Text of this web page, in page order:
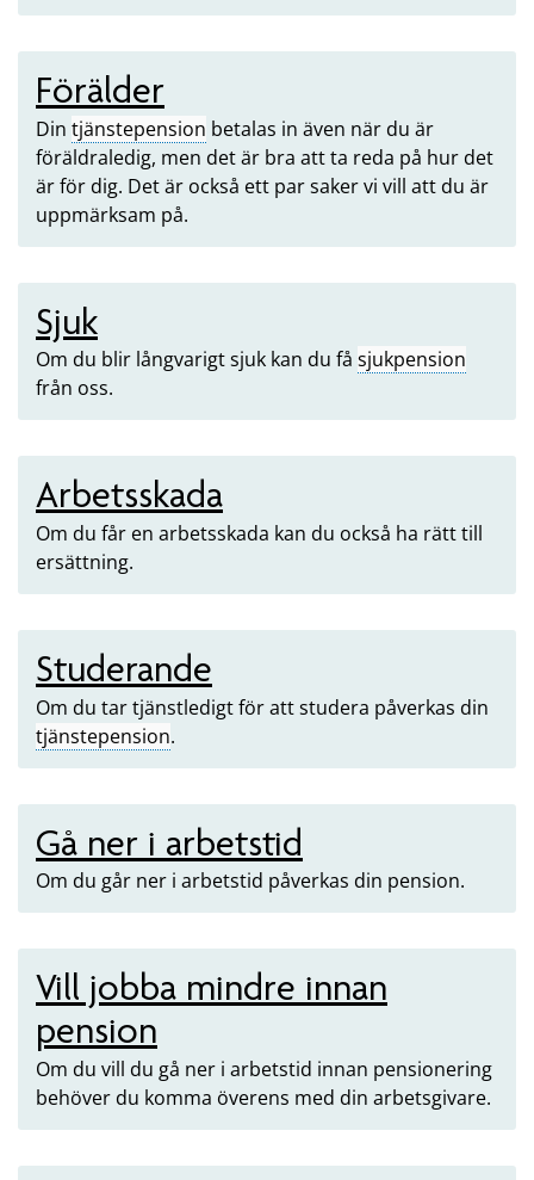
Förälder
Din tjänstepension betalas in även när du är
föräldraledig, men det är bra att ta reda på hur det
är för dig. Det är också ett par saker vi vill att du är
uppmärksam på.
Sjuk
Om du blir långvarigt sjuk kan du få sjukpension
från oss.
Arbetsskada
Om du får en arbetsskada kan du också ha rätt till
ersättning.
Studerande
Om du tar tjänstledigt för att studera påverkas din
tjänstepension.
Gå ner i arbetstid
Om du går ner i arbetstid påverkas din pension.
Vill jobba mindre innan
pension
Om du vill du gå ner i arbetstid innan pensionering
behöver du komma överens med din arbetsgivare.